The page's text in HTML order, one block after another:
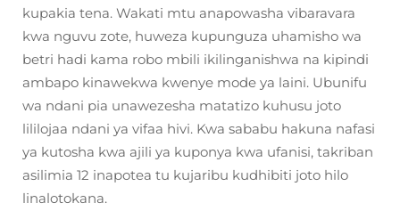
kupakia tena. Wakati mtu anapowasha vibaravara
kwa nguvu zote, huweza kupunguza uhamisho wa
betri hadi kama robo mbili ikilinganishwa na kipindi
ambapo kinawekwa kwenye mode ya laini. Ubunifu
wa ndani pia unawezesha matatizo kuhusu joto
lililojaa ndani ya vifaa hivi. Kwa sababu hakuna nafasi
ya kutosha kwa ajili ya kuponya kwa ufanisi, takriban
asilimia 12 inapotea tu kujaribu kudhibiti joto hilo
linalotokana.